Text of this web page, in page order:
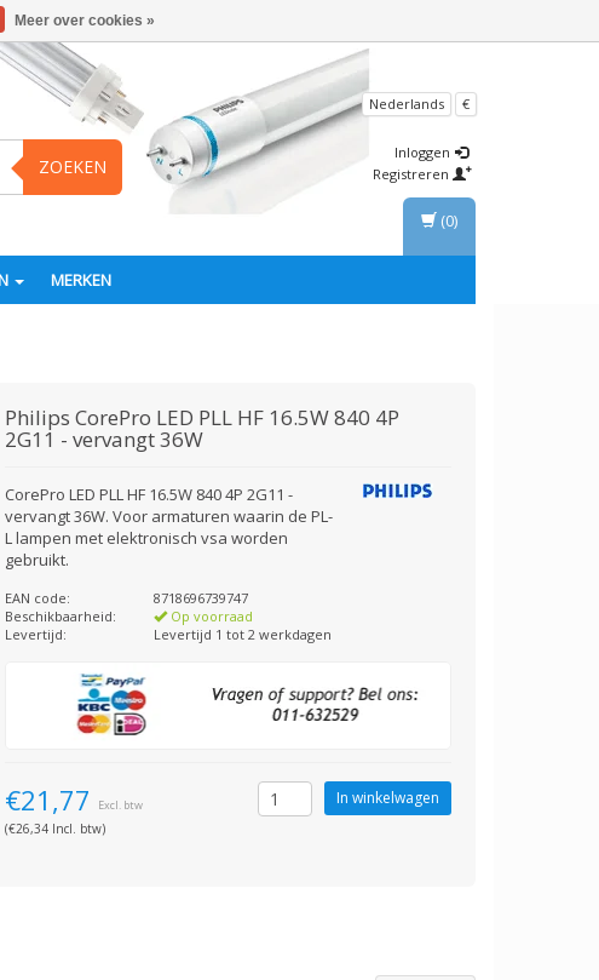
ZOEKEN
Nederlands €
Inloggen
Registreren
MERKEN
(0)
Philips CorePro LED PLL HF 16.5W 840 4P
2G11 - vervangt 36W
CorePro LED PLL HF 16.5W 840 4P 2G11 -
vervangt 36W. Voor armaturen waarin de PL-
L lampen met elektronisch vsa worden
gebruikt.
EAN code:
8718696739747
Beschikbaarheid:
Op voorraad
Levertijd:
Levertijd 1 tot 2 werkdagen
€21,77 Excl. btw
(€26,34 Incl. btw)
Meer over cookies »